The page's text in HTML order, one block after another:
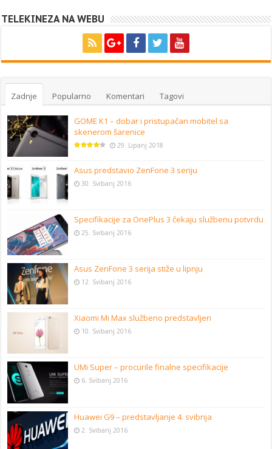
TELEKINEZA NA WEBU
Zadnje Popularno Komentari Tagovi
GOME K1 – dobar i pristupačan mobitel sa
skenerom šarenice
29. Lipanj 2018
Asus predstavio ZenFone 3 seriju
30. Svibanj 2016
Specifikacije za OnePlus 3 čekaju službenu potvrdu
25. Svibanj 2016
Asus ZenFone 3 serija stiže u lipnju
12. Svibanj 2016
Xiaomi Mi Max službeno predstavljen
10. Svibanj 2016
UMi Super – procurile finalne specifikacije
6. Svibanj 2016
Huawei G9 – predstavljanje 4. svibnja
2. Svibanj 2016